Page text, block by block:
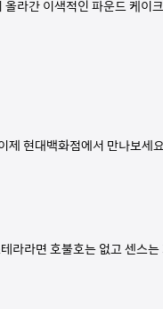
라간 이색적인 파운드 케이
제 현대백화점에서 만나보세
라라면 호불호는 없고 센스